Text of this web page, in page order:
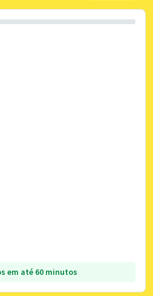
em até 60 minutos